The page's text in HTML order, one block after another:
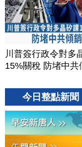
川普簽行政令對多
15%關稅 防堵中共
今日整點新聞